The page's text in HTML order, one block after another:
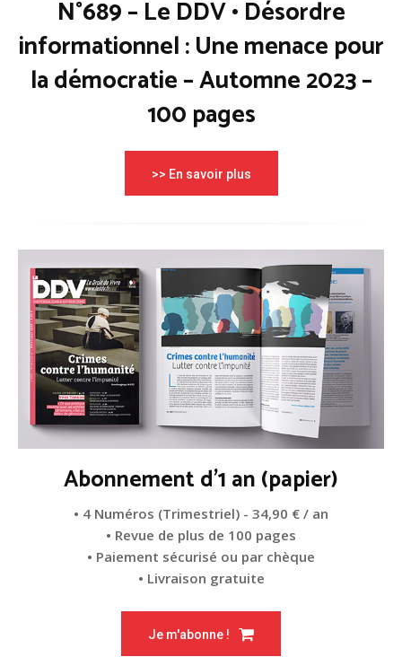
N°689 – Le DDV • Désordre
informationnel : Une menace pour
la démocratie – Automne 2023 –
100 pages
>> En savoir plus
Abonnement d'1 an (papier)
• 4 Numéros (Trimestriel) - 34,90 € / an
• Revue de plus de 100 pages
• Paiement sécurisé ou par chèque
• Livraison gratuite
Je m'abonne !